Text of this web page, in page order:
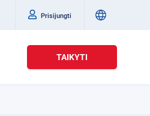
Prisijungti
TAIKYTI